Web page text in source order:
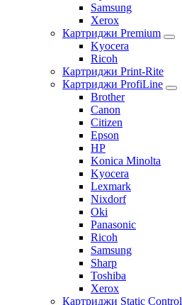
Samsung
Xerox
Картриджи Premium
Kyocera
Ricoh
Картриджи Print-Rite
Картриджи ProfiLine
Brother
Canon
Citizen
Epson
HP
Konica Minolta
Kyocera
Lexmark
Nixdorf
Oki
Panasonic
Ricoh
Samsung
Sharp
Toshiba
Xerox
Картриджи Static Control